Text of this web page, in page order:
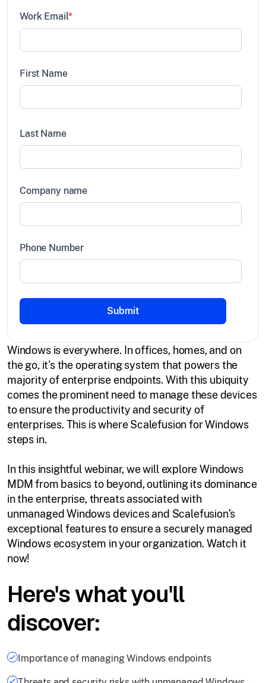
Work Email*
First Name
Last Name
Company name
Phone Number
Windows is everywhere. In offices, homes, and on
the go, it's the operating system that powers the
majority of enterprise endpoints. With this ubiquity
comes the prominent need to manage these devices
to ensure the productivity and security of
enterprises. This is where Scalefusion for Windows
steps in.
In this insightful webinar, we will explore Windows
MDM from basics to beyond, outlining its dominance
in the enterprise, threats associated with
unmanaged Windows devices and Scalefusion’s
exceptional features to ensure a securely managed
Windows ecosystem in your organization. Watch it
now!
Here's what you'll
discover:
Importance of managing Windows endpoints